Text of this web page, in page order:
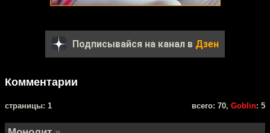
Подписывайся на канал в Дзен
Комментарии
cтраницы: 1 всего: 70, Goblin: 5